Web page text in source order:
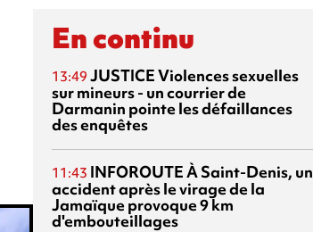
En continu
13:49 JUSTICEViolences sexuelles
sur mineurs - un courrier de
Darmanin pointe les défaillances
des enquêtes
11:43 INFOROUTEÀ Saint-Denis, un
accident après le virage de la
Jamaïque provoque 9 km
d'embouteillages